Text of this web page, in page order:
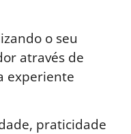
o seu
através de
experiente
praticidade